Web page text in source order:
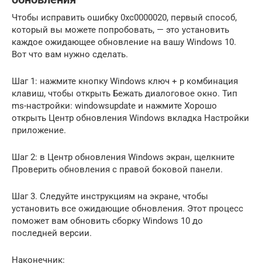
Чтобы исправить ошибку 0xc0000020, первый способ,
который вы можете попробовать, — это установить
каждое ожидающее обновление на вашу Windows 10.
Вот что вам нужно сделать.
Шаг 1: нажмите кнопку Windows ключ + р комбинация
клавиш, чтобы открыть Бежать диалоговое окно. Тип
ms-настройки: windowsupdate и нажмите Хорошо
открыть Центр обновления Windows вкладка Настройки
приложение.
Шаг 2: в Центр обновления Windows экран, щелкните
Проверить обновления с правой боковой панели.
Шаг 3. Следуйте инструкциям на экране, чтобы
установить все ожидающие обновления. Этот процесс
поможет вам обновить сборку Windows 10 до
последней версии.
Наконечник: